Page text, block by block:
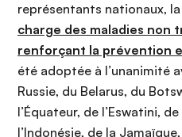
représentants nationaux,
charge des maladies non
renforçant la prévention
été adoptée à l’unanimité
Russie, du Belarus, du
l’Équateur, de l’Eswatini,
l’Indonésie, de la